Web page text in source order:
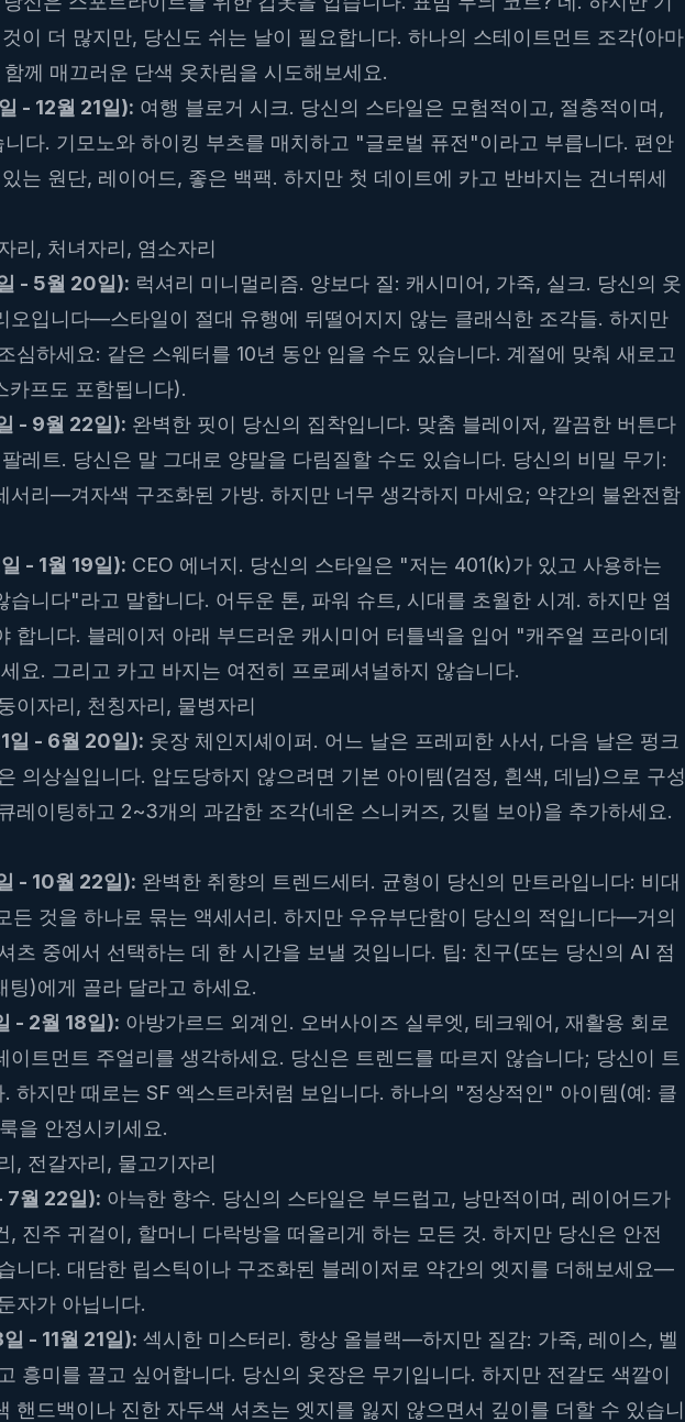
이 더 많지만, 당신도 쉬는 날이 필요합니다. 하나의 스테이트먼트 조각(아마
께 매끄러운 단색 옷차림을 시도해보세요.
- 12월 21일): 여행 블로거 시크. 당신의 스타일은 모험적이고, 절충적이며,
다. 기모노와 하이킹 부츠를 매치하고 "글로벌 퓨전"이라고 부릅니다. 편안
는 원단, 레이어드, 좋은 백팩. 하지만 첫 데이트에 카고 반바지는 건너뛰세
리, 처녀자리, 염소자리
- 5월 20일): 럭셔리 미니멀리즘. 양보다 질: 캐시미어, 가죽, 실크. 당신의 옷
오입니다—스타일이 절대 유행에 뒤떨어지지 않는 클래식한 조각들. 하지만
심하세요: 같은 스웨터를 10년 동안 입을 수도 있습니다. 계절에 맞춰 새로고
카프도 포함됩니다).
- 9월 22일): 완벽한 핏이 당신의 집착입니다. 맞춤 블레이저, 깔끔한 버튼다
레트. 당신은 말 그대로 양말을 다림질할 수도 있습니다. 당신의 비밀 무기:
서리—겨자색 구조화된 가방. 하지만 너무 생각하지 마세요; 약간의 불완전함
- 1월 19일): CEO 에너지. 당신의 스타일은 "저는 401(k)가 있고 사용하는
습니다"라고 말합니다. 어두운 톤, 파워 슈트, 시대를 초월한 시계. 하지만 염
합니다. 블레이저 아래 부드러운 캐시미어 터틀넥을 입어 "캐주얼 프라이데
요. 그리고 카고 바지는 여전히 프로페셔널하지 않습니다.
이자리, 천칭자리, 물병자리
일 - 6월 20일): 옷장 체인지셰이퍼. 어느 날은 프레피한 사서, 다음 날은 펑크
의상실입니다. 압도당하지 않으려면 기본 아이템(검정, 흰색, 데님)으로 구성
레이팅하고 2~3개의 과감한 조각(네온 스니커즈, 깃털 보아)을 추가하세요.
- 10월 22일): 완벽한 취향의 트렌드세터. 균형이 당신의 만트라입니다: 비대
든 것을 하나로 묶는 액세서리. 하지만 우유부단함이 당신의 적입니다—거의
츠 중에서 선택하는 데 한 시간을 보낼 것입니다. 팁: 친구(또는 당신의 AI 점
팅)에게 골라 달라고 하세요.
- 2월 18일): 아방가르드 외계인. 오버사이즈 실루엣, 테크웨어, 재활용 회로
이트먼트 주얼리를 생각하세요. 당신은 트렌드를 따르지 않습니다; 당신이 트
. 하지만 때로는 SF 엑스트라처럼 보입니다. 하나의 "정상적인" 아이템(예: 클
을 안정시키세요.
, 전갈자리, 물고기자리
7월 22일): 아늑한 향수. 당신의 스타일은 부드럽고, 낭만적이며, 레이어드가
, 진주 귀걸이, 할머니 다락방을 떠올리게 하는 모든 것. 하지만 당신은 안전
니다. 대담한 립스틱이나 구조화된 블레이저로 약간의 엣지를 더해보세요—
자가 아닙니다.
- 11월 21일): 섹시한 미스터리. 항상 올블랙—하지만 질감: 가죽, 레이스, 벨
흥미를 끌고 싶어합니다. 당신의 옷장은 무기입니다. 하지만 전갈도 색깔이
핸드백이나 진한 자두색 셔츠는 엣지를 잃지 않으면서 깊이를 더할 수 있습니